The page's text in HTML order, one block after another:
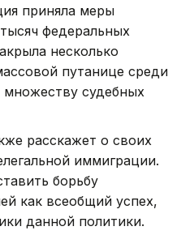
приняла меры
федеральных
несколько
путанице среди
судебных
расскажет о своих
иммиграции.
борьбу
как всеобщий успех,
данной политики.